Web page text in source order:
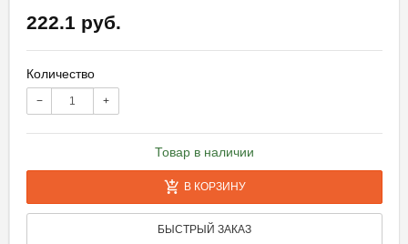
222.1 руб.
Количество
− +
Товар в наличии
В КОРЗИНУ
БЫСТРЫЙ ЗАКАЗ